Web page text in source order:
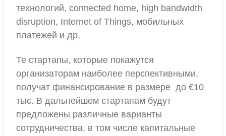
технологий, connected home, high bandwidth
disruption, Internet of Things, мобильных
платежей и др.
Те стартапы, которые покажутся
организаторам наиболее перспективными,
получат финансирование в размере до €10
тыс. В дальнейшем стартапам будут
предложены различные варианты
сотрудничества, в том числе капитальные